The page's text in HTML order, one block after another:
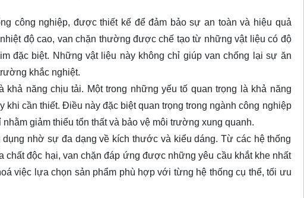
công nghiệp, được thiết kế để đảm bảo sự an toàn và hiệu quả
độ cao, van chặn thường được chế tạo từ những vật liệu có độ
đặc biệt. Những vật liệu này không chỉ giúp van chống lại sự ăn
khắc nghiệt.
năng chịu tải. Một trong những yếu tố quan trọng là khả năng
cần thiết. Điều này đặc biệt quan trọng trong ngành công nghiệp
giảm thiểu tổn thất và bảo vệ môi trường xung quanh.
nhờ sự đa dạng về kích thước và kiểu dáng. Từ các hệ thống
độc hại, van chặn đáp ứng được những yêu cầu khắt khe nhất
việc lựa chọn sản phẩm phù hợp với từng hệ thống cụ thể, tối ưu